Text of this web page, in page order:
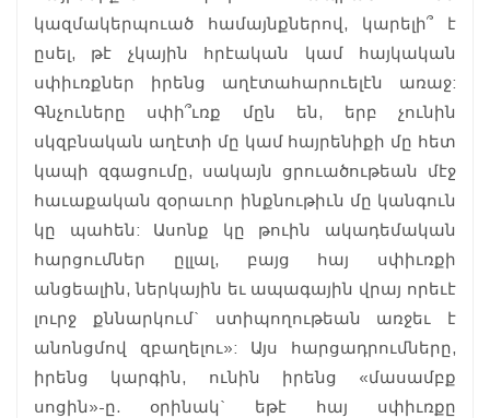
կազմակերպուած համայնքներով, կարելի՞ է
ըսել, թէ չկային հրէական կամ հայկական
սփիւռքներ իրենց աղէտահարուելէն առաջ:
Գնչուները սփի՞ւռք մըն են, երբ չունին
սկզբնական աղէտի մը կամ հայրենիքի մը հետ
կապի զգացումը, սակայն ցրուածութեան մէջ
հաւաքական զօրաւոր ինքնութիւն մը կանգուն
կը պահեն: Ասոնք կը թուին ակադեմական
հարցումներ ըլլալ, բայց հայ սփիւռքի
անցեալին, ներկային եւ ապագային վրայ որեւէ
լուրջ քննարկում` ստիպողութեան առջեւ է
անոնցմով զբաղելու»: Այս հարցադրումները,
իրենց կարգին, ունին իրենց «մասամբք
սոցին»-ը. օրինակ` եթէ հայ սփիւռքը